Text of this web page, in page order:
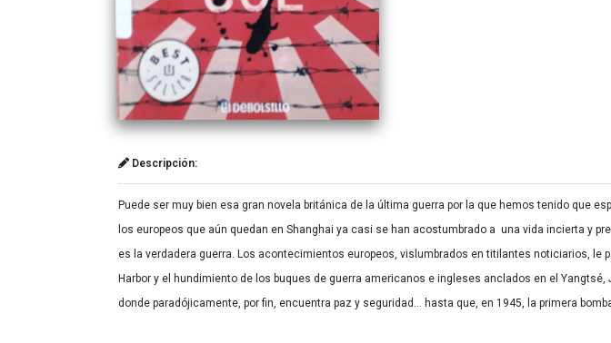
Descripción:
Puede ser muy bien esa gran novela británica de la última guerra por la que hemos tenido que
los europeos que aún quedan en Shanghai ya casi se han acostumbrado a una vida incierta y
es la verdadera guerra. Los acontecimientos europeos, vislumbrados en titilantes noticiarios,
Harbor y el hundimiento de los buques de guerra americanos e ingleses anclados en el
donde paradójicamente, por fin, encuentra paz y seguridad… hasta que, en 1945, la primera